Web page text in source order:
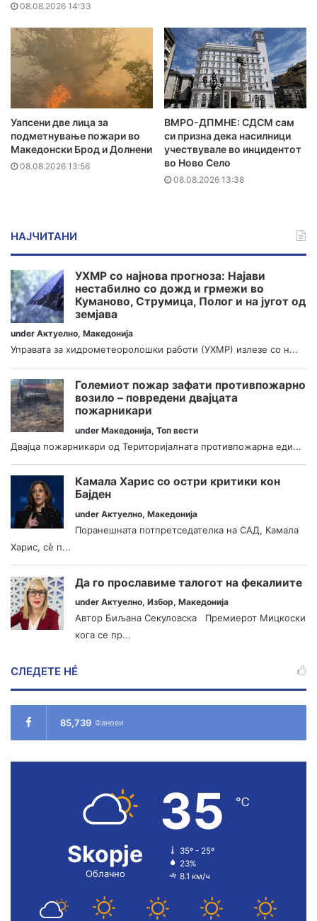
08.08.2026 14:33
Уапсени две лица за
подметнување пожари во
Македонски Брод и Долнени
08.08.2026 13:56
ВМРО-ДПМНЕ: СДСМ сам
си призна дека насилници
учествувале во инцидентот
во Ново Село
08.08.2026 13:38
НАЈЧИТАНИ
УХМР со најнова прогноза: Најави
нестабилно со дожд и грмежи во
Куманово, Струмица, Полог и на југот од
земјава
under Актуелно, Македонија
Управата за хидрометеоролошки работи (УХМР) излезе со н...
Големиот пожар зафати противпожарно
возило – повредени двајцата
пожарникари
under Македонија, Топ вести
Двајца пожарникари од Територијалната противпожарна еди...
Камала Харис со остри критики кон
Бајден
under Актуелно, Македонија
Поранешната потпретседателка на САД, Камала
Харис, сè п...
Да го прославиме талогот на фекалиите
under Актуелно, Избор, Македонија
Автор Биљана Секуловска Премиерот Мицкоски
кога се пр...
СЛЕДЕТЕ НÉ
85,739 Фанови
Skopje
Облачно
35 ℃
35º - 25º
23%
8.1 км/ч